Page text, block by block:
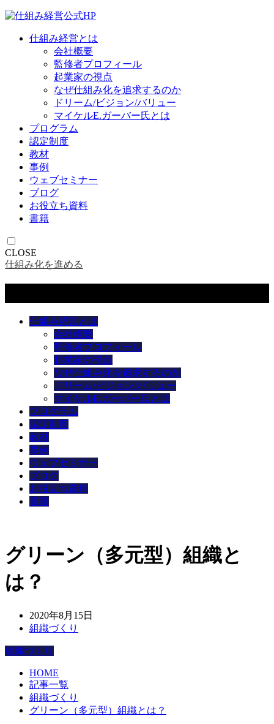
仕組み経営とは
会社概要
監修者プロフィール
起業家の視点
なぜ仕組み化を追求するのか
ドリーム/ビジョン/バリュー
マイケルE.ガーバー氏とは
プログラム
認定制度
教材
事例
ウェブセミナー
ブログ
お役立ち資料
書籍
CLOSE
仕組み化を進める
仕組み経営とは
会社概要
監修者プロフィール
起業家の視点
なぜ仕組み化を追求するのか
ドリーム/ビジョン/バリュー
マイケルE.ガーバー氏とは
プログラム
認定制度
教材
事例
ウェブセミナー
ブログ
お役立ち資料
書籍
グリーン（多元型）組織と
は？
2020年8月15日
組織づくり
組織づくり
HOME
記事一覧
組織づくり
グリーン（多元型）組織とは？